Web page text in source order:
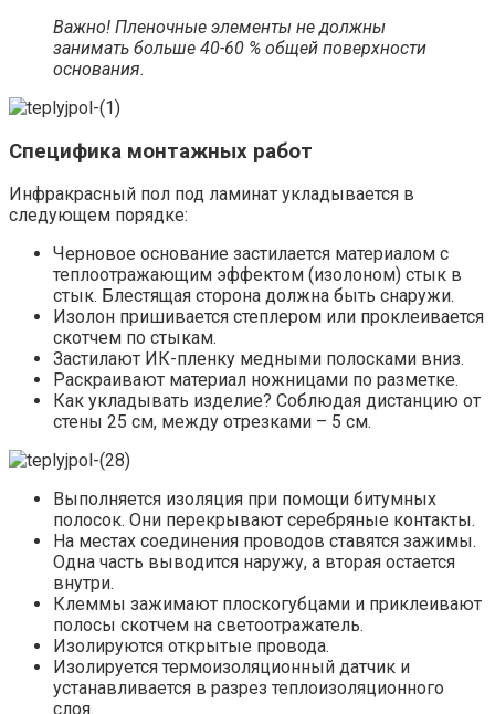
Важно! Пленочные элементы не должны
занимать больше 40-60 % общей поверхности
основания.
Специфика монтажных работ
Инфракрасный пол под ламинат укладывается в
следующем порядке:
Черновое основание застилается материалом с
теплоотражающим эффектом (изолоном) стык в
стык. Блестящая сторона должна быть снаружи.
Изолон пришивается степлером или проклеивается
скотчем по стыкам.
Застилают ИК-пленку медными полосками вниз.
Раскраивают материал ножницами по разметке.
Как укладывать изделие? Соблюдая дистанцию от
стены 25 см, между отрезками – 5 см.
Выполняется изоляция при помощи битумных
полосок. Они перекрывают серебряные контакты.
На местах соединения проводов ставятся зажимы.
Одна часть выводится наружу, а вторая остается
внутри.
Клеммы зажимают плоскогубцами и приклеивают
полосы скотчем на светоотражатель.
Изолируются открытые провода.
Изолируется термоизоляционный датчик и
устанавливается в разрез теплоизоляционного
слоя.